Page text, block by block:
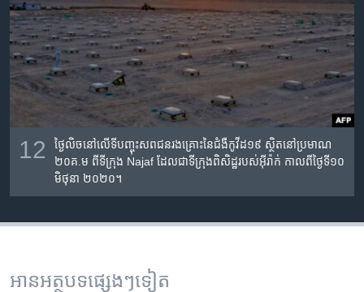
12
ថ្ងៃ​លិច​នៅ​លើ​ទី​បញ្ចុះ​សព​ជន​រងគ្រោះ​នៃ​ជំងឺ​កូវីដ១៩ ស្ថិត​នៅ​ប្រមាណ​
២០គ.ម ពី​ទីក្រុង​ Najaf ដែល​ជា​ទីក្រុង​ពិសិដ្ឋ​របស់​អ៊ីរ៉ាក់ កាល​ពី​ថ្ងៃ​ទី១០
មិថុនា ២០២០។
អានអត្ថបទផ្សេងៗទៀត